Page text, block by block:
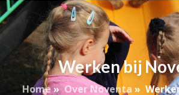
Werken bij
Home» Over Noventa »